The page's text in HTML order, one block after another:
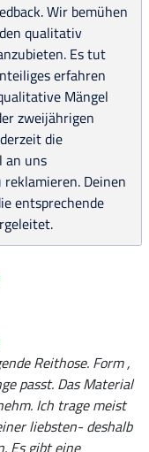
Wir bemühen
qualitativ
Es tut
erfahren
Mängel
zweijährigen
die
an uns
Deinen
entsprechende
Reithose. Form ,
passt. Das Material
Ich trage meist
liebsten- deshalb